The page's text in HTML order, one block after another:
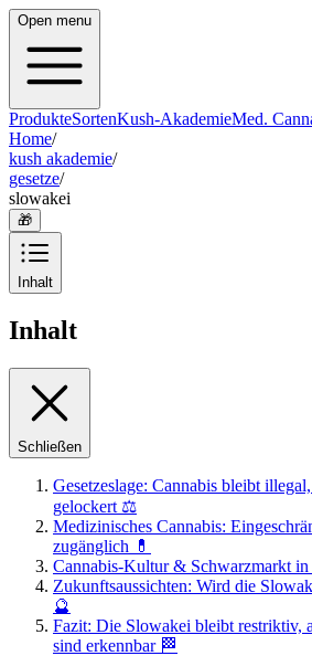
Open menu
ProdukteSortenKush-AkademieMed.
Home/
kush akademie/
gesetze/
slowakei
🎁
Inhalt
Inhalt
Schließen
Gesetzeslage: Cannabis bleibt
gelockert ⚖️
Medizinisches Cannabis:
zugänglich 💊
Cannabis-Kultur & Schwarzmarkt
Zukunftsaussichten: Wird die
🔮
Fazit: Die Slowakei bleibt restriktiv,
sind erkennbar 🏁